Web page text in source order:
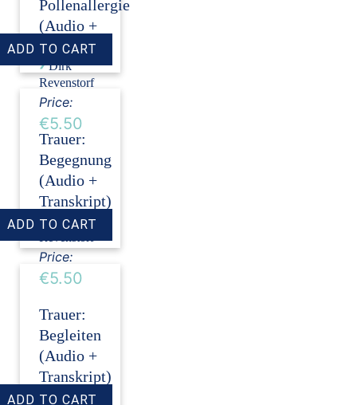
Pollenallergie
(Audio +
Transkript)
› Dirk
Revenstorf
Price:
€5.50
Trauer:
Begegnung
(Audio +
Transkript)
› Dirk
Price:
€5.50
Trauer:
Begleiten
(Audio +
Transkript)
› Dirk